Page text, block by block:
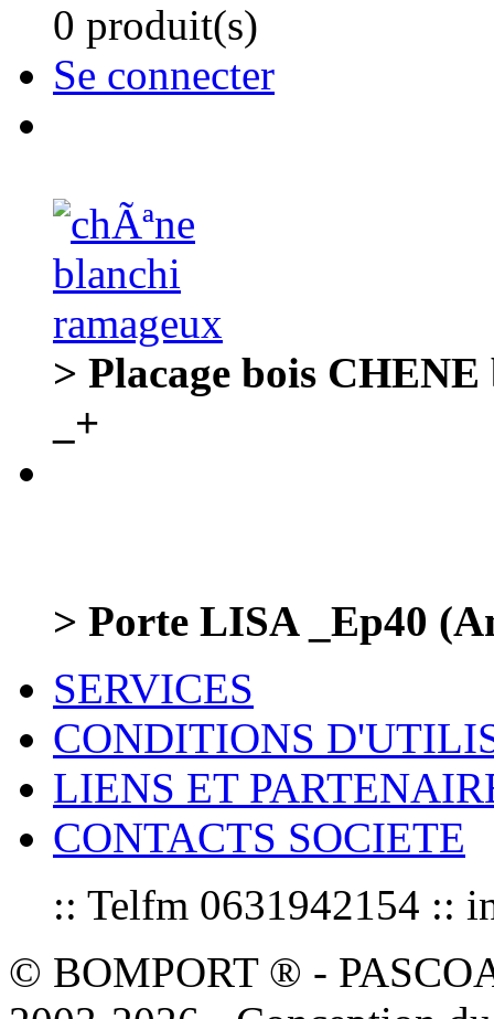
0 produit(s)
Se connecter
> Placage bois
_+
> Porte LISA _Ep40
SERVICES
CONDITIONS
LIENS ET
CONTACTS SOCIETE
:: Telfm 0631942154 ::
© BOMPORT ® -